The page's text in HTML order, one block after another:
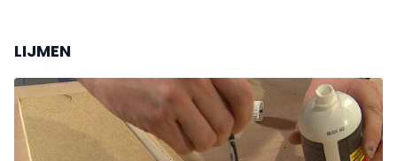
LIJMEN